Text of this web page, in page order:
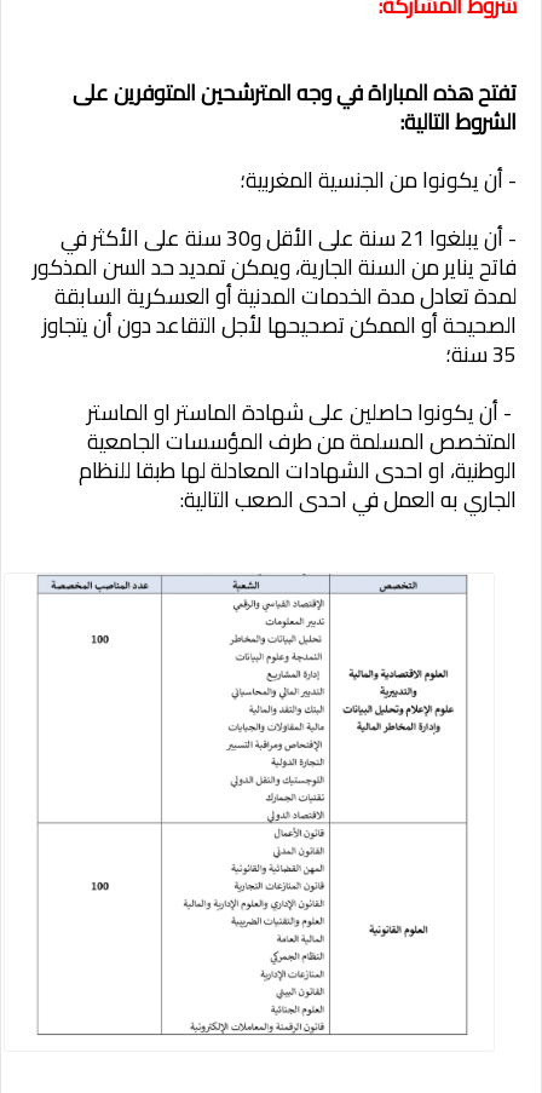
تفتح هذه المباراة في وجه المترشحين المتوفرين على
الشروط التالية:
- أن يكونوا من الجنسية المغربية؛
- أن يبلغوا 21 سنة على الأقل و30 سنة على الأكثر في
فاتح يناير من السنة الجارية، ويمكن تمديد حد السن المذكور
لمدة تعادل مدة الخدمات المدنية أو العسكرية السابقة
الصحيحة أو الممكن تصحيحها لأجل التقاعد دون أن يتجاوز
35 سنة؛
- أن يكونوا حاصلين على شهادة الماستر او الماستر
المتخصص المسلمة من طرف المؤسسات الجامعية
الوطنية، او احدى الشهادات المعادلة لها طبقا للنظام
الجاري به العمل في احدى الصعب التالية: